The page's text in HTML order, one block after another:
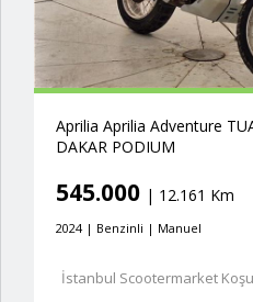
Aprilia Aprilia Adventure
DAKAR PODIUM
545.000 | 12.161 Km
2024 | Benzinli | Manuel
İstanbul Scootermarket